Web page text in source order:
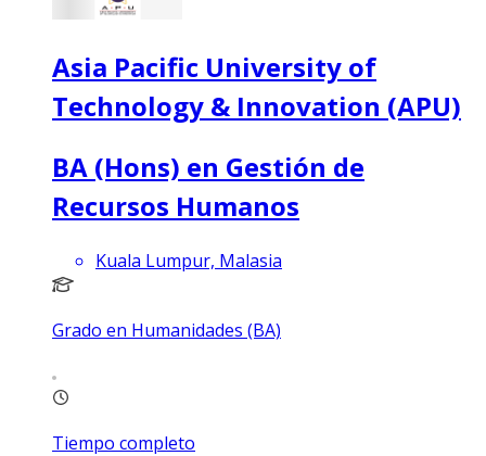
Asia Pacific University of
Technology & Innovation (APU)
BA (Hons) en Gestión de
Recursos Humanos
Kuala Lumpur, Malasia
Grado en Humanidades (BA)
Tiempo completo